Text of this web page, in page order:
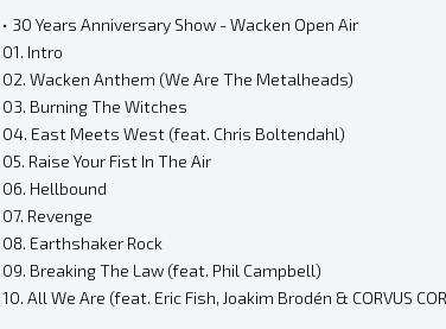
• 30 Years Anniversary Show - Wacken Open Air
01. Intro
02. Wacken Anthem (We Are The Metalheads)
03. Burning The Witches
04. East Meets West (feat. Chris Boltendahl)
05. Raise Your Fist In The Air
06. Hellbound
07. Revenge
08. Earthshaker Rock
09. Breaking The Law (feat. Phil Campbell)
10. All We Are (feat. Eric Fish, Joakim Brodén & CORVUS